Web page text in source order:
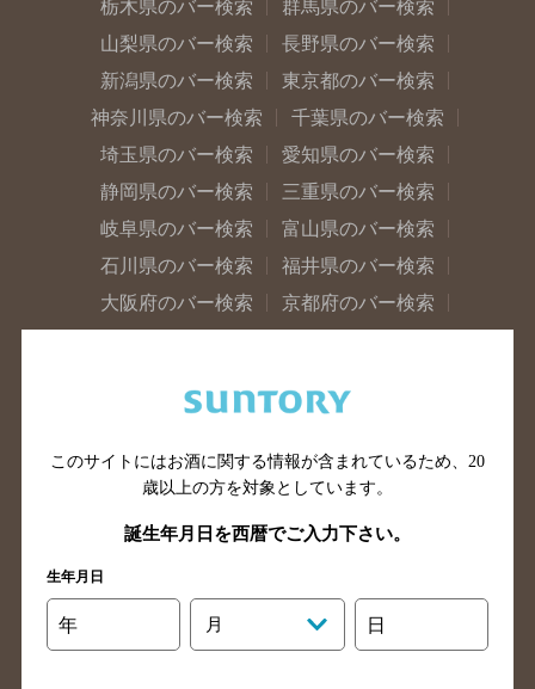
栃木県のバー検索
群馬県のバー検索
山梨県のバー検索
長野県のバー検索
新潟県のバー検索
東京都のバー検索
神奈川県のバー検索
千葉県のバー検索
埼玉県のバー検索
愛知県のバー検索
静岡県のバー検索
三重県のバー検索
岐阜県のバー検索
富山県のバー検索
石川県のバー検索
福井県のバー検索
大阪府のバー検索
京都府のバー検索
広島県のバー検索
岡山県のバー検索
山口県のバー検索
鳥取県のバー検索
島根県のバー検索
徳島県のバー検索
香川県のバー検索
愛媛県のバー検索
長崎県のバー検索
佐賀県のバー検索
大分県のバー検索
熊本県のバー検索
このサイトにはお酒に関する情報が含まれているため、 20
歳以上の方を対象としています。
誕生年月日を西暦でご入力下さい。
生年月日
年 月 日